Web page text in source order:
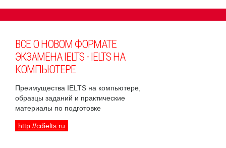
ВСЕ О НОВОМ ФОРМАТЕ
ЭКЗАМЕНА IELTS - IELTS НА
КОМПЬЮТЕРЕ
Преимущества IELTS на компьютере,
образцы заданий и практические
материалы по подготовке
http://cdielts.ru